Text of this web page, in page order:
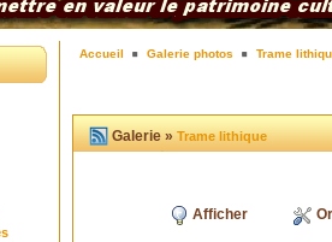
Accueil Galerie photos Trame
Galerie »Trame lithique
Afficher